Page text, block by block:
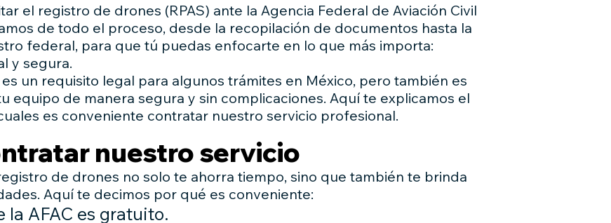
el registro de drones (RPAS) ante la Agencia Federal de Aviación Civil
de todo el proceso, desde la recopilación de documentos hasta la
federal, para que tú puedas enfocarte en lo que más importa:
y segura.
un requisito legal para algunos trámites en México, pero también es
equipo de manera segura y sin complicaciones. Aquí te explicamos el
es conveniente contratar nuestro servicio profesional.
nuestro servicio
de drones no solo te ahorra tiempo, sino que también te brinda
Aquí te decimos por qué es conveniente:
la AFAC es gratuito.